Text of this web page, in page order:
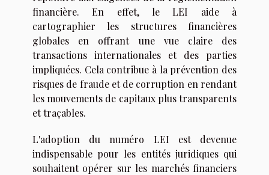
financière. En effet, le LEI aide à
cartographier les structures financières
globales en offrant une vue claire des
transactions internationales et des parties
impliquées. Cela contribue à la prévention des
risques de fraude et de corruption en rendant
les mouvements de capitaux plus transparents
et traçables.
L'adoption du numéro LEI est devenue
indispensable pour les entités juridiques qui
souhaitent opérer sur les marchés financiers